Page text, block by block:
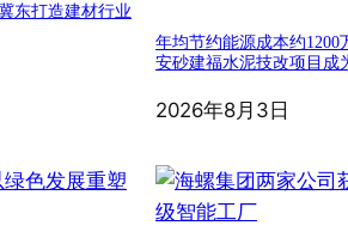
东打造建材行业
年均节约能源成本约1200
安砂建福水泥技改项目成
2026年8月3日